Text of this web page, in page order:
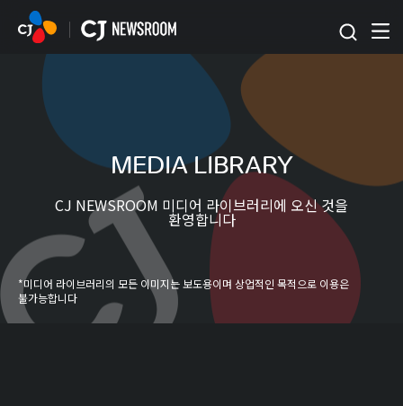
본문 바로가기
MEDIA LIBRARY
CJ NEWSROOM 미디어 라이브러리에 오신 것을
환영합니다
*미디어 라이브러리의 모든 이미지는 보도용이며 상업적인 목적으로 이용은
불가능합니다